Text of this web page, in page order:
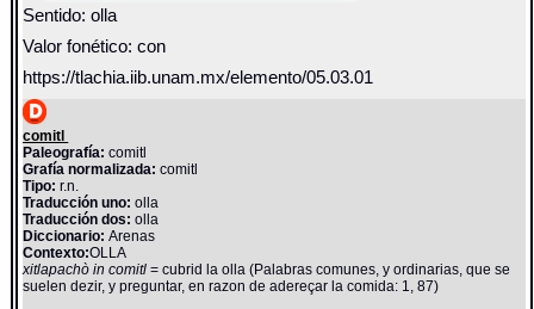
Sentido: olla
Valor fonético: con
https://tlachia.iib.unam.mx/elemento/05.03.01
comitl
Paleografía: comitl
Grafía normalizada: comitl
Tipo: r.n.
Traducción uno: olla
Traducción dos: olla
Diccionario:Arenas
Contexto:OLLA
xitlapachò in comitl= cubrid la olla (Palabras comunes, y ordinarias, que se
suelen dezir, y preguntar, en razon de adereçar la comida: 1, 87)